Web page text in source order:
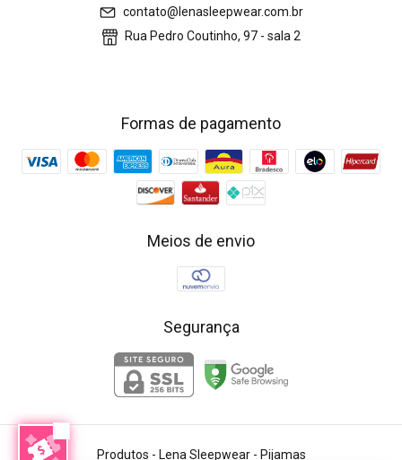
contato@lenasleepwear.com.br
Rua Pedro Coutinho, 97 - sala 2
Formas de pagamento
Meios de envio
Segurança
Produtos - Lena Sleepwear - Pijamas